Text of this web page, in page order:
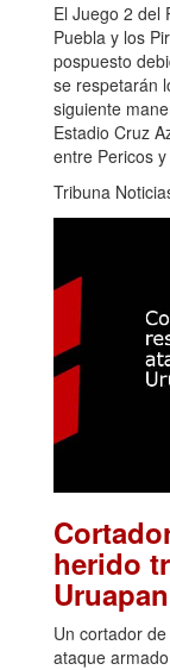
El Juego 2 del
Puebla y los
pospuesto
se respetarán
siguiente
Estadio Cruz
entre Pericos y
Tribuna
herido
Uruapan
Un cortador
ataque